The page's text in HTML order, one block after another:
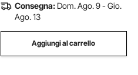
Consegna: Dom. Ago. 9 - Gio.
Ago. 13
Aggiungi al carrello